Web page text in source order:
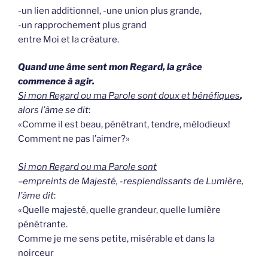
-un lien additionnel, -une union plus grande,
-un rapprochement plus grand
entre Moi et la créature.
Quand une âme sent mon Regard, la grâce
commence à agir.
Si mon Regard ou ma Parole sont doux et bénéfiques,
alors l’âme se dit:
«Comme il est beau, pénétrant, tendre, mélodieux!
Comment ne pas l’aimer?»
Si mon Regard ou ma Parole sont
–empreints de Majesté, -resplendissants de Lumière,
l’âme dit:
«Quelle majesté, quelle grandeur, quelle lumière
pénétrante.
Comme je me sens petite, misérable et dans la
noirceur